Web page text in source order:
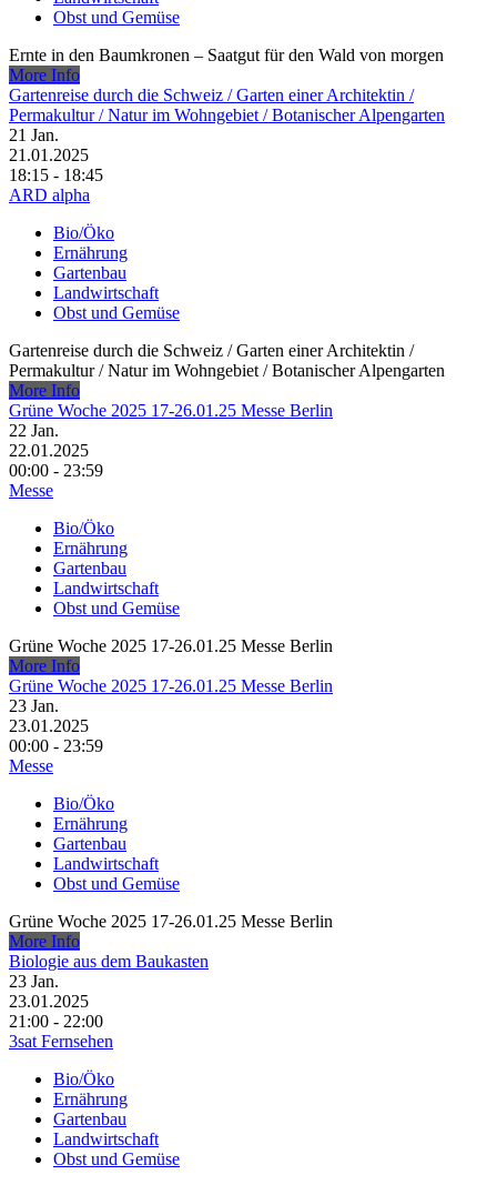
Obst und Gemüse
Ernte in den Baumkronen – Saatgut für den Wald von morgen
More Info
Gartenreise durch die Schweiz /​ Garten einer Architektin /​
Permakultur /​ Natur im Wohngebiet /​ Botanischer Alpengarten
21 Jan.
21.01.2025
18:15 - 18:45
ARD alpha
Bio/Öko
Ernährung
Gartenbau
Landwirtschaft
Obst und Gemüse
Gartenreise durch die Schweiz /​ Garten einer Architektin /​
Permakultur /​ Natur im Wohngebiet /​ Botanischer Alpengarten
More Info
Grüne Woche 2025 17-26.01.25 Messe Berlin
22 Jan.
22.01.2025
00:00 - 23:59
Messe
Bio/Öko
Ernährung
Gartenbau
Landwirtschaft
Obst und Gemüse
Grüne Woche 2025 17-26.01.25 Messe Berlin
More Info
Grüne Woche 2025 17-26.01.25 Messe Berlin
23 Jan.
23.01.2025
00:00 - 23:59
Messe
Bio/Öko
Ernährung
Gartenbau
Landwirtschaft
Obst und Gemüse
Grüne Woche 2025 17-26.01.25 Messe Berlin
More Info
Biologie aus dem Baukasten
23 Jan.
23.01.2025
21:00 - 22:00
3sat Fernsehen
Bio/Öko
Ernährung
Gartenbau
Landwirtschaft
Obst und Gemüse